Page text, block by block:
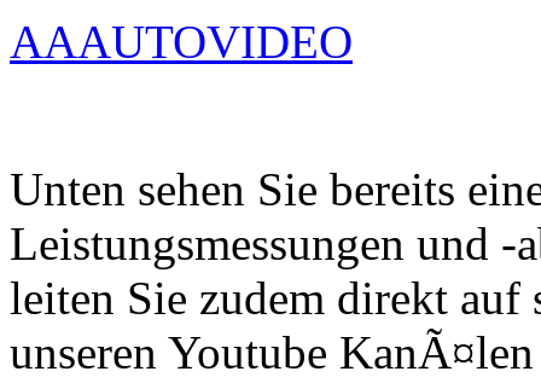
AAAUTOVIDEO
Unten sehen Sie bereits
Leistungsmessungen und -
leiten Sie zudem direkt auf
unseren Youtube